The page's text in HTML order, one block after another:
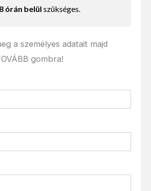
órán belül szükséges.
a személyes adatait majd
gombra!